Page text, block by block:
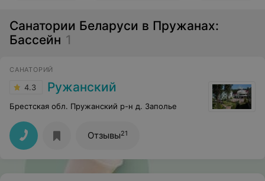
Санатории Беларуси в Пружанах:
Бассейн 1
САНАТОРИЙ
4.3 Ружанский
Брестская обл. Пружанский р-н д. Заполье
Отзывы21